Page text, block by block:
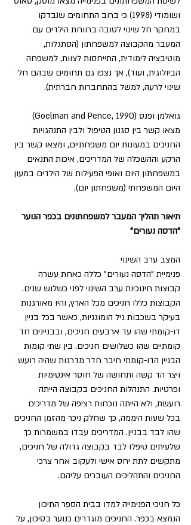
ושומודי (1998) כי ברוב התחומים שנבדקו
במחקר חל שינוי לטובה ברווחת הילדים עם
המעבר מהקבוצה למשפחתון (הסתגלות,
מוטיבציה לימודית, התייחסות לצוות, למשפחה
הביולוגית, ועוד), אך נצפו גם תחומים שבהם חל
שינוי לרעה, למשל בהתחברות חברתית).
גואלמן ופנס (Goelman and Pence, 1990)
מצאו קשר בין סגנון הטיפול ולבין התנהגויות
החניכים במעונות יום משפחתיים, ומצאו קשר בין
הרקע וההשכלה של המדריכים, איכות התנאים
במשפחתון היום ואופי הפעילות של הילדים במעון
היום המשפחתי (משפחתון יום).
תיאור תהליך המעבר למשפחתונים בכפר הנוער
"הדסה נעורים"
המצב ערב השינוי
פנימיית "הדסה נעורים" כללה כאחת עשרה
קבוצות חינוכיות ערב השינוי לפני כשלוש שנים.
הקבוצות כללו חניכים מכל הארץ, והיו מאורגנות
בעיקר בשכבות גיל הומוגניות, כאשר בכל בניין
דו-קומתי שהו עד ארבעים חניכים, ובבניינים חד
קומתיים שהו כשלושים חניכים. בין שתי קומות
הבניין הדו-קומתי חיבר חדר מדרגות שהיה רועש
ויצר הד קשה ותחושה של חוסר אינטימיות
ופרטיות. התנהלות החניכים בקבוצה הייתה
רועשת, ולא הייתה נוכחות רציפה של מדריכים
בכל שעות היממה, כך שחלק ניכר מהזמן החניכים
שהו לבד בבניין. המדריכים עבדו במשמרות כך
שלעיתים טיפלו לבד בקבוצה גדולה של חניכים,
מתקשים לתת יחס אישי ולעקוב אחר צרכי
החניכים והתהליכים העוברים עליהם.
כל חניכי הפנימייה למדו בבית הספר התיכון
הנמצא בכפר. החניכים מוגדרים כנוער בסיכון, על